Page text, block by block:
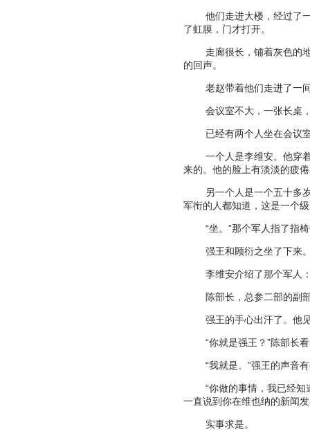
他们走进大楼，经过了
了虹膜，门才打开。
走廊很长，铺着灰色的
的回声。
老赵带着他们走进了一
会议室不大，一张长桌
已经有两个人坐在会议
一个人是李维安。他穿
来的。他的脸上有淡淡的疲
另一个人是一个五十多
军衔的人都知道，这是一个
“坐。 ”那个军人指了指
强王和顾衍之坐了下来
李维安介绍了那个军人
陈部长，总参二部的副
强王的手心出汗了。他
“你就是强王？”陈部长
“我就是。 ”强王的声音
“你做的事情，我已经知
一直说到你在维也纳的新闻
实事求是。